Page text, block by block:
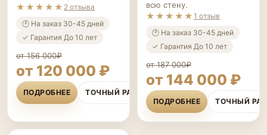
★★★★★ 2 отзыва
🕐 На заказ 30-45 дней
✓ Гарантия До 10 лет
от 156 000₽
от 120 000 ₽
ПОДРОБНЕЕ ТОЧНЫЙ РАСЧЁТ
всю стену.
★★★★★ 1 отзыв
🕐 На заказ 30-45 дней
✓ Гарантия До 10 лет
от 187 000₽
от 144 000 ₽
ПОДРОБНЕЕ ТОЧНЫЙ